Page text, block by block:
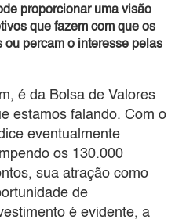
proporcionar uma visão
que fazem com que os
ou percam o interesse pelas
é da Bolsa de Valores
estamos falando. Com o
eventualmente
os 130.000
sua atração como
de
é evidente, a